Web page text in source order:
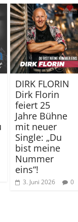
DIRK FLORIN
Dirk Florin
feiert 25
Jahre Bühne
mit neuer
Single: „Du
bist meine
Nummer
eins“!
3. Juni 2026 0